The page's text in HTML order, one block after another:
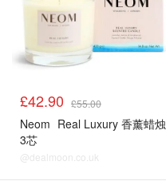
£42.90 £55.00
Neom Real Luxury 香薰蜡烛
3芯
@dealmoon.co.uk